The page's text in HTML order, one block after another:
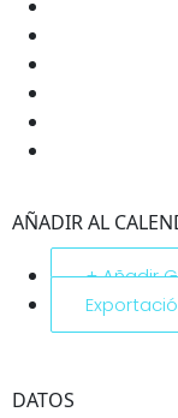
AÑADIR AL
+ Añadir
DATOS